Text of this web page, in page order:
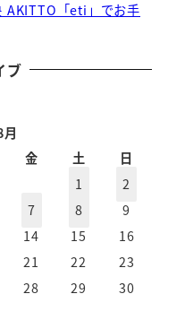
AKITTO「eti」でお手
ブ
金 土
日
1
2
7 8
9
14 15
16
21 22
23
28 29
30